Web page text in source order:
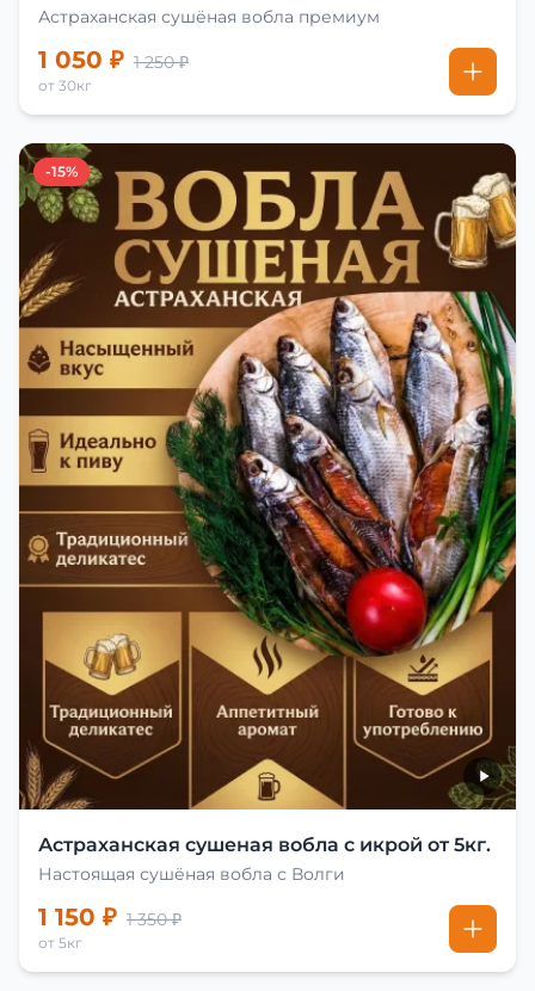
Астраханская сушёная вобла премиум
1 050 ₽ 1 250 ₽
от 30кг
-15%
Астраханская сушеная вобла с икрой от 5кг.
Настоящая сушёная вобла с Волги
1 150 ₽ 1 350 ₽
от 5кг